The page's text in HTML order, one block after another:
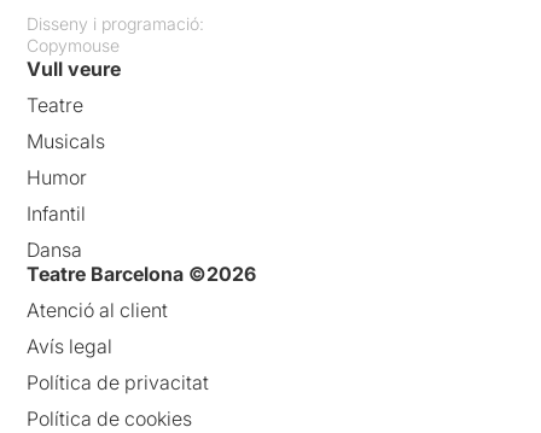
Disseny i programació:
Copymouse
Vull veure
Teatre
Musicals
Humor
Infantil
Dansa
Teatre Barcelona ©2026
Atenció al client
Avís legal
Política de privacitat
Política de cookies